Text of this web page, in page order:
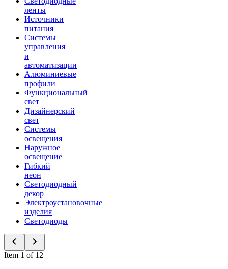
ленты
Источники
питания
Системы
управления
и
автоматизации
Алюминиевые
профили
Функциональный
свет
Дизайнерский
свет
Системы
освещения
Наружное
освещение
Гибкий
неон
Светодиодный
декор
Электроустановочные
изделия
Светодиоды
Item 1 of 12